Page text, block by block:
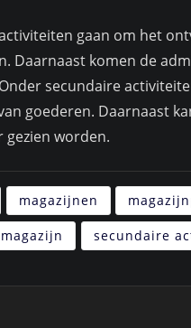
gaan om het
Daarnaast komen de
secundaire
goederen. Daarnaast
gezien worden.
magazijnen
secundaire